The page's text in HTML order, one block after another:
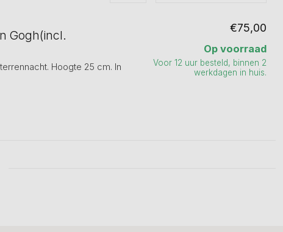
Gogh(incl.
Hoogte 25 cm. In
€75,00
Op voorraad
Voor 12 uur besteld, binnen 2
werkdagen in huis.